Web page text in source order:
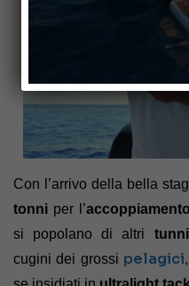
Con l’arrivo della bella
tonni per l’accoppiamento
si popolano di altri
cugini dei grossi pelagici